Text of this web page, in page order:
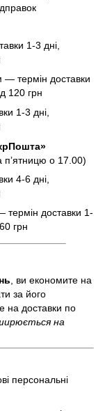
1-3 дні,
— термін доставки
120 грн
1-3 дні,
пʼятницю о 17.00)
4-6 дні,
термін доставки 1-
грн
, ви економите на
за його
на доставки по
на
персональні